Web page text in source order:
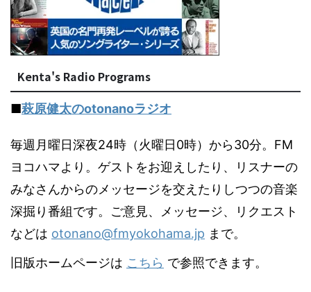
Kenta's Radio Programs
■萩原健太のotonanoラジオ
毎週月曜日深夜24時（火曜日0時）から30分。FM
ヨコハマより。ゲストをお迎えしたり、リスナーの
みなさんからのメッセージを交えたりしつつの音楽
深掘り番組です。ご意見、メッセージ、リクエスト
などは otonano@fmyokohama.jp まで。
旧版ホームページは こちら で参照できます。